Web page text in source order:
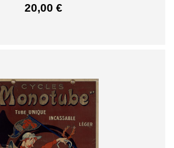
20,00 €